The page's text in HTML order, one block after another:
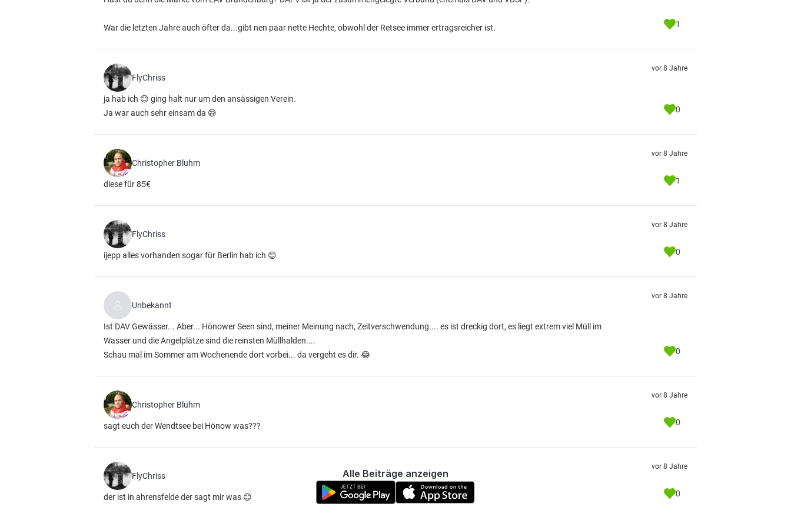
War die letzten Jahre auch öfter da...gibt nen paar nette Hechte, obwohl der Retsee immer ertragsreicher ist. 1
FlyChriss
ja hab ich 😊 ging halt nur um den ansässigen Verein.
Ja war auch sehr einsam da 😅
vor 8 Jahre
0
Christopher Bluhm
diese für 85€
vor 8 Jahre
1
FlyChriss
ijepp alles vorhanden sogar für Berlin hab ich 😊
vor 8 Jahre
0
Unbekannt
Ist DAV Gewässer... Aber... Hönower Seen sind, meiner Meinung nach, Zeitverschwendung.... es ist dreckig dort, es liegt extrem viel Müll im
Wasser und die Angelplätze sind die reinsten Müllhalden....
Schau mal im Sommer am Wochenende dort vorbei... da vergeht es dir. 😂
vor 8 Jahre
0
Christopher Bluhm
sagt euch der Wendtsee bei Hönow was???
vor 8 Jahre
0
FlyChriss
der ist in ahrensfelde der sagt mir was 😊
vor 8 Jahre
0
Alle Beiträge anzeigen